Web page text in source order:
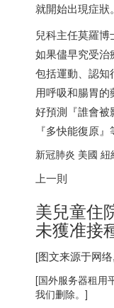
就開始出現症狀。
兒科主任莫羅
如果儘早究受治
包括運動、認知
用呼吸和腸胃
好預測『誰會被
『多快能復原
新冠肺炎 美國 紐
上一則
美兒童住
未獲准接
[图文来源于网
[国外服务器租用
我们删除。]